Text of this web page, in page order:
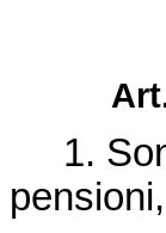
Art.
1.